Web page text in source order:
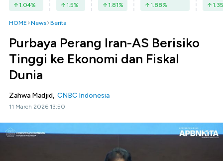
1.04% 1.5% 1.81% 1.88% 1.35
HOME News Berita
Purbaya Perang Iran-AS Berisiko
Tinggi ke Ekonomi dan Fiskal
Dunia
Zahwa Madjid, CNBC Indonesia
11 March 2026 13:50